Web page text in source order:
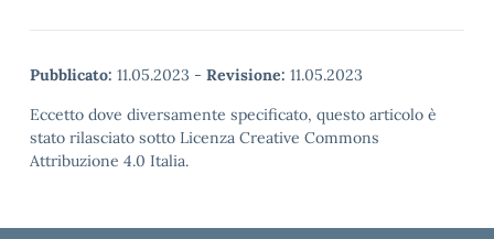
Pubblicato: 11.05.2023 - Revisione: 11.05.2023
Eccetto dove diversamente specificato, questo articolo è
stato rilasciato sotto Licenza Creative Commons
Attribuzione 4.0 Italia.